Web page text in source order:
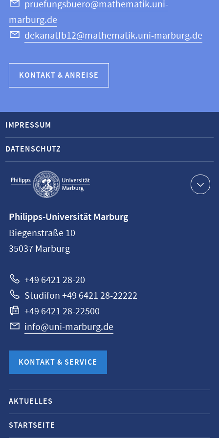
pruefungsbuero@mathematik.uni-
marburg.de
dekanatfb12@mathematik.uni-marburg.de
KONTAKT & ANREISE
Service-
Navigation
IMPRESSUM
DATENSCHUTZ
Philipps-
Universität
Marburg
Philipps-Universität Marburg
Biegenstraße 10
35037 Marburg
+49 6421 28-20
Studifon +49 6421 28-22222
+49 6421 28-22500
info@uni-marburg.de
KONTAKT & SERVICE
Mobile-
Service-
Navigation
AKTUELLES
STARTSEITE